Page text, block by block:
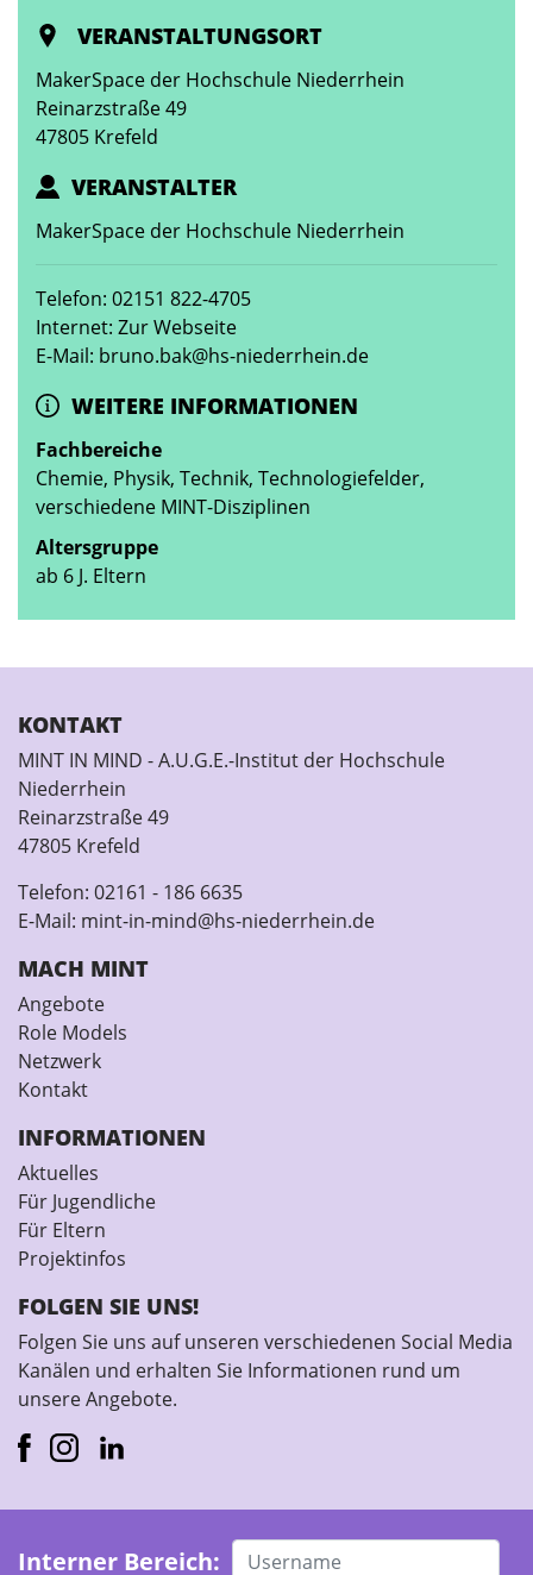
VERANSTALTUNGSORT
MakerSpace der Hochschule Niederrhein
Reinarzstraße 49
47805 Krefeld
VERANSTALTER
MakerSpace der Hochschule Niederrhein
Telefon: 02151 822-4705
Internet: Zur Webseite
E-Mail: bruno.bak@hs-niederrhein.de
WEITERE INFORMATIONEN
Fachbereiche
Chemie, Physik, Technik, Technologiefelder,
verschiedene MINT-Disziplinen
Altersgruppe
ab 6 J. Eltern
KONTAKT
MINT IN MIND - A.U.G.E.-Institut der Hochschule
Niederrhein
Reinarzstraße 49
47805 Krefeld
Telefon: 02161 - 186 6635
E-Mail: mint-in-mind@hs-niederrhein.de
MACH MINT
Angebote
Role Models
Netzwerk
Kontakt
INFORMATIONEN
Aktuelles
Für Jugendliche
Für Eltern
Projektinfos
FOLGEN SIE UNS!
Folgen Sie uns auf unseren verschiedenen Social Media
Kanälen und erhalten Sie Informationen rund um
unsere Angebote.
Interner Bereich: